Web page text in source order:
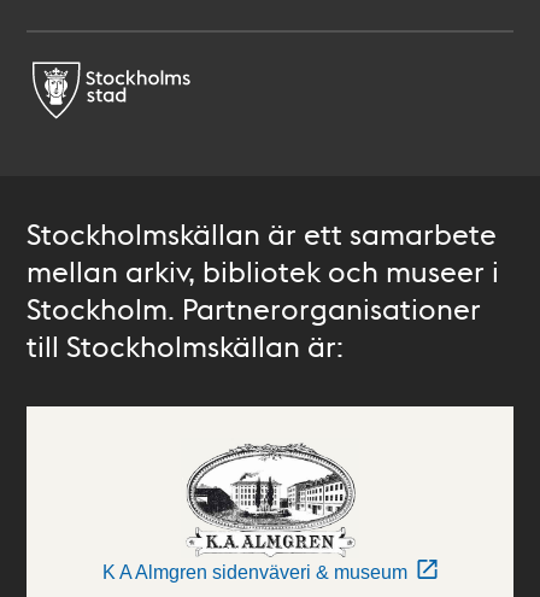
Stockholmskällan är ett samarbete
mellan arkiv, bibliotek och museer i
Stockholm. Partnerorganisationer
till Stockholmskällan är:
K A Almgren sidenväveri & museum